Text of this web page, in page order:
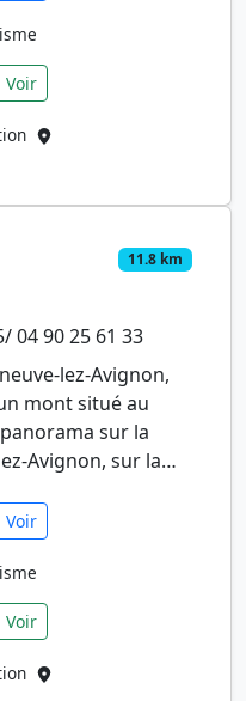
Voir
11.8 km
04 90 25 61 33
lez-Avignon,
mont situé au
sur la
Avignon, sur la
Voir
Voir